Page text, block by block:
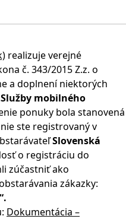
realizuje verejné
č. 343/2015 Z.z. o
a doplnení niektorých
mobilného
ponuky bola stanovená
ste registrovaný v
Slovenská
o registráciu do
zúčastniť ako
zákazky:
Dokumentácia –